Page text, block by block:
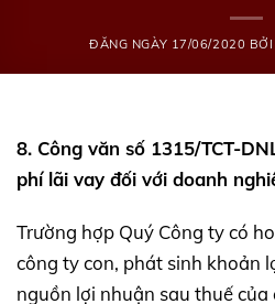
ĐĂNG NGÀY 17/06/2020 BỞI
8. Công văn số 1315/TCT-
phí lãi vay đối với doanh
Trường hợp Quý Công ty có
công ty con, phát sinh khoản
nguồn lợi nhuận sau thuế